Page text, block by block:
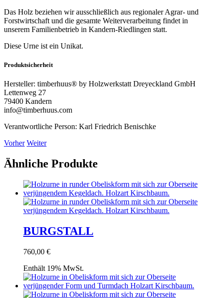
Das Holz beziehen wir ausschließlich aus regionaler Agrar- und
Forstwirtschaft und die gesamte Weiterverarbeitung findet in
unserem Familienbetrieb in Kandern-Riedlingen statt.
Diese Urne ist ein Unikat.
Produktsicherheit
Hersteller: timberhuus® by Holzwerkstatt Dreyeckland GmbH
Lettenweg 27
79400 Kandern
info@timberhuus.com
Verantwortliche Person: Karl Friedrich Benischke
Vorher Weiter
Ähnliche Produkte
BURGSTALL
760,00 €
Enthält 19% MwSt.